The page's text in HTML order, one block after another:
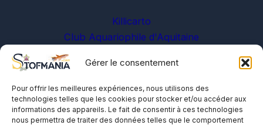
Gérer le consentement
Pour offrir les meilleures expériences, nous utilisons des
technologies telles que les cookies pour stocker et/ou accéder aux
informations des appareils. Le fait de consentir à ces technologies
nous permettra de traiter des données telles que le comportement
Killicarto
Club Aquariophile d'Aquitaine